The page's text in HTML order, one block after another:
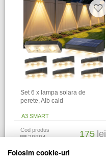
Set 6 x lampa solara de
perete, Alb cald
A3 SMART
Cod produs
28884 175 lei
Folosim cookie-uri